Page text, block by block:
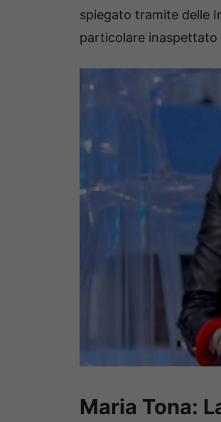
spiegato tramite delle
particolare inaspettato
Maria Tona: